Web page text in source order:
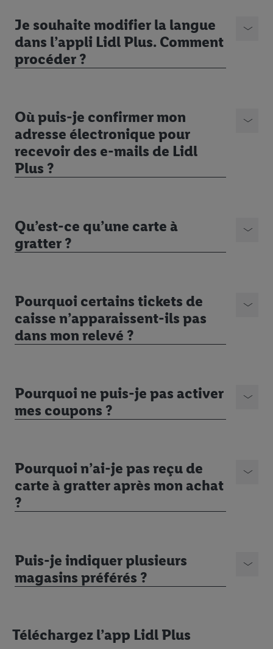
Je souhaite modifier la langue
dans l’appli Lidl Plus. Comment
procéder ?
Où puis-je confirmer mon
adresse électronique pour
recevoir des e-mails de Lidl
Plus ?
Qu’est-ce qu’une carte à
gratter ?
Pourquoi certains tickets de
caisse n’apparaissent-ils pas
dans mon relevé ?
Pourquoi ne puis-je pas activer
mes coupons ?
Pourquoi n’ai-je pas reçu de
carte à gratter après mon achat
?
Puis-je indiquer plusieurs
magasins préférés ?
Téléchargez l’app Lidl Plus